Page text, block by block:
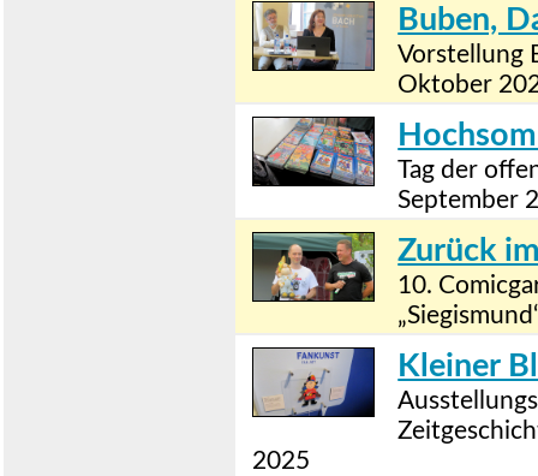
Buben,
Vorstellung
Oktober
Tag der
September
Zurück
10.
Kleiner
2025